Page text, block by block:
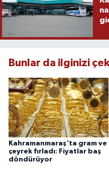
Bunlar da ilginizi
Kahramanmaraş'ta gram ve
çeyrek fırladı: Fiyatlar baş
döndürüyor